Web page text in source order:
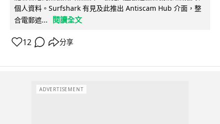
個人資料。Surfshark 有見及此推出 Antiscam Hub 介面，整
合電郵遮...
閱讀全文
12 分享
ADVERTISEMENT